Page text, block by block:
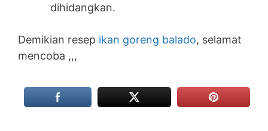
dihidangkan.
Demikian resep ikan goreng balado, selamat
mencoba ,,,